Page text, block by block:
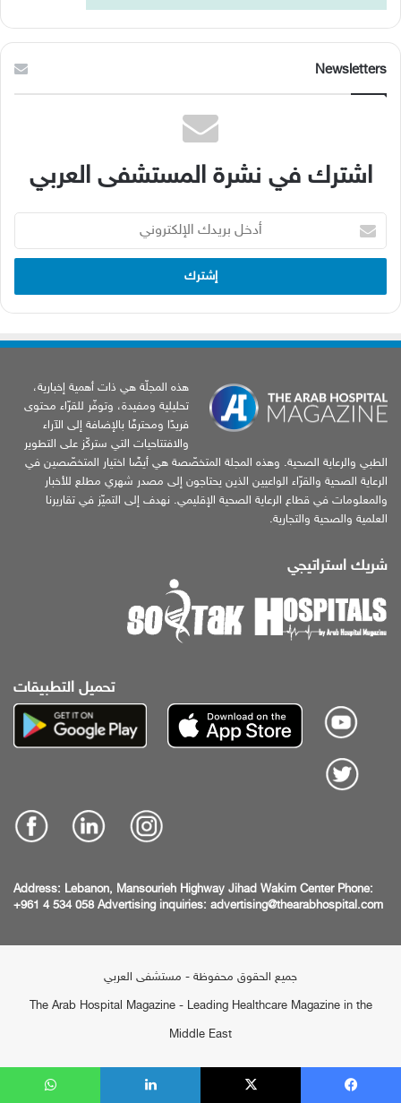
Newsletters
اشترك في نشرة المستشفى العربي
بريدك
الإلكتروني
هذه المجلّة هي ذات أهمية إخبارية،
تحليلية ومفيدة، وتوفّر للقرّاء محتوى
فريدًا ومحترفًا بالإضافة إلى الآراء
والافتتاحيات التي ستركّز على التطوير
الطبي والرعاية الصحية. وهذه المجلة المتخصّصة هي أيضًا اختيار المتخصّصين في
الرعاية الصحية والقرّاء الواعيين الذين يحتاجون إلى مصدر شهري مطلع للأخبار
والمعلومات في قطاع الرعاية الصحية الإقليمي. نهدف إلى التميّز في تقاريرنا
العلمية والصحية والتجارية.
شريك استراتيجي
تحميل التطبيقات
Address: Lebanon, Mansourieh Highway Jihad Wakim Center Phone:
+961 4 534 058 Advertising inquiries: advertising@thearabhospital.com
جميع الحقوق محفوظة - مستشفى العربي
The Arab Hospital Magazine - Leading Healthcare Magazine in the
Middle East